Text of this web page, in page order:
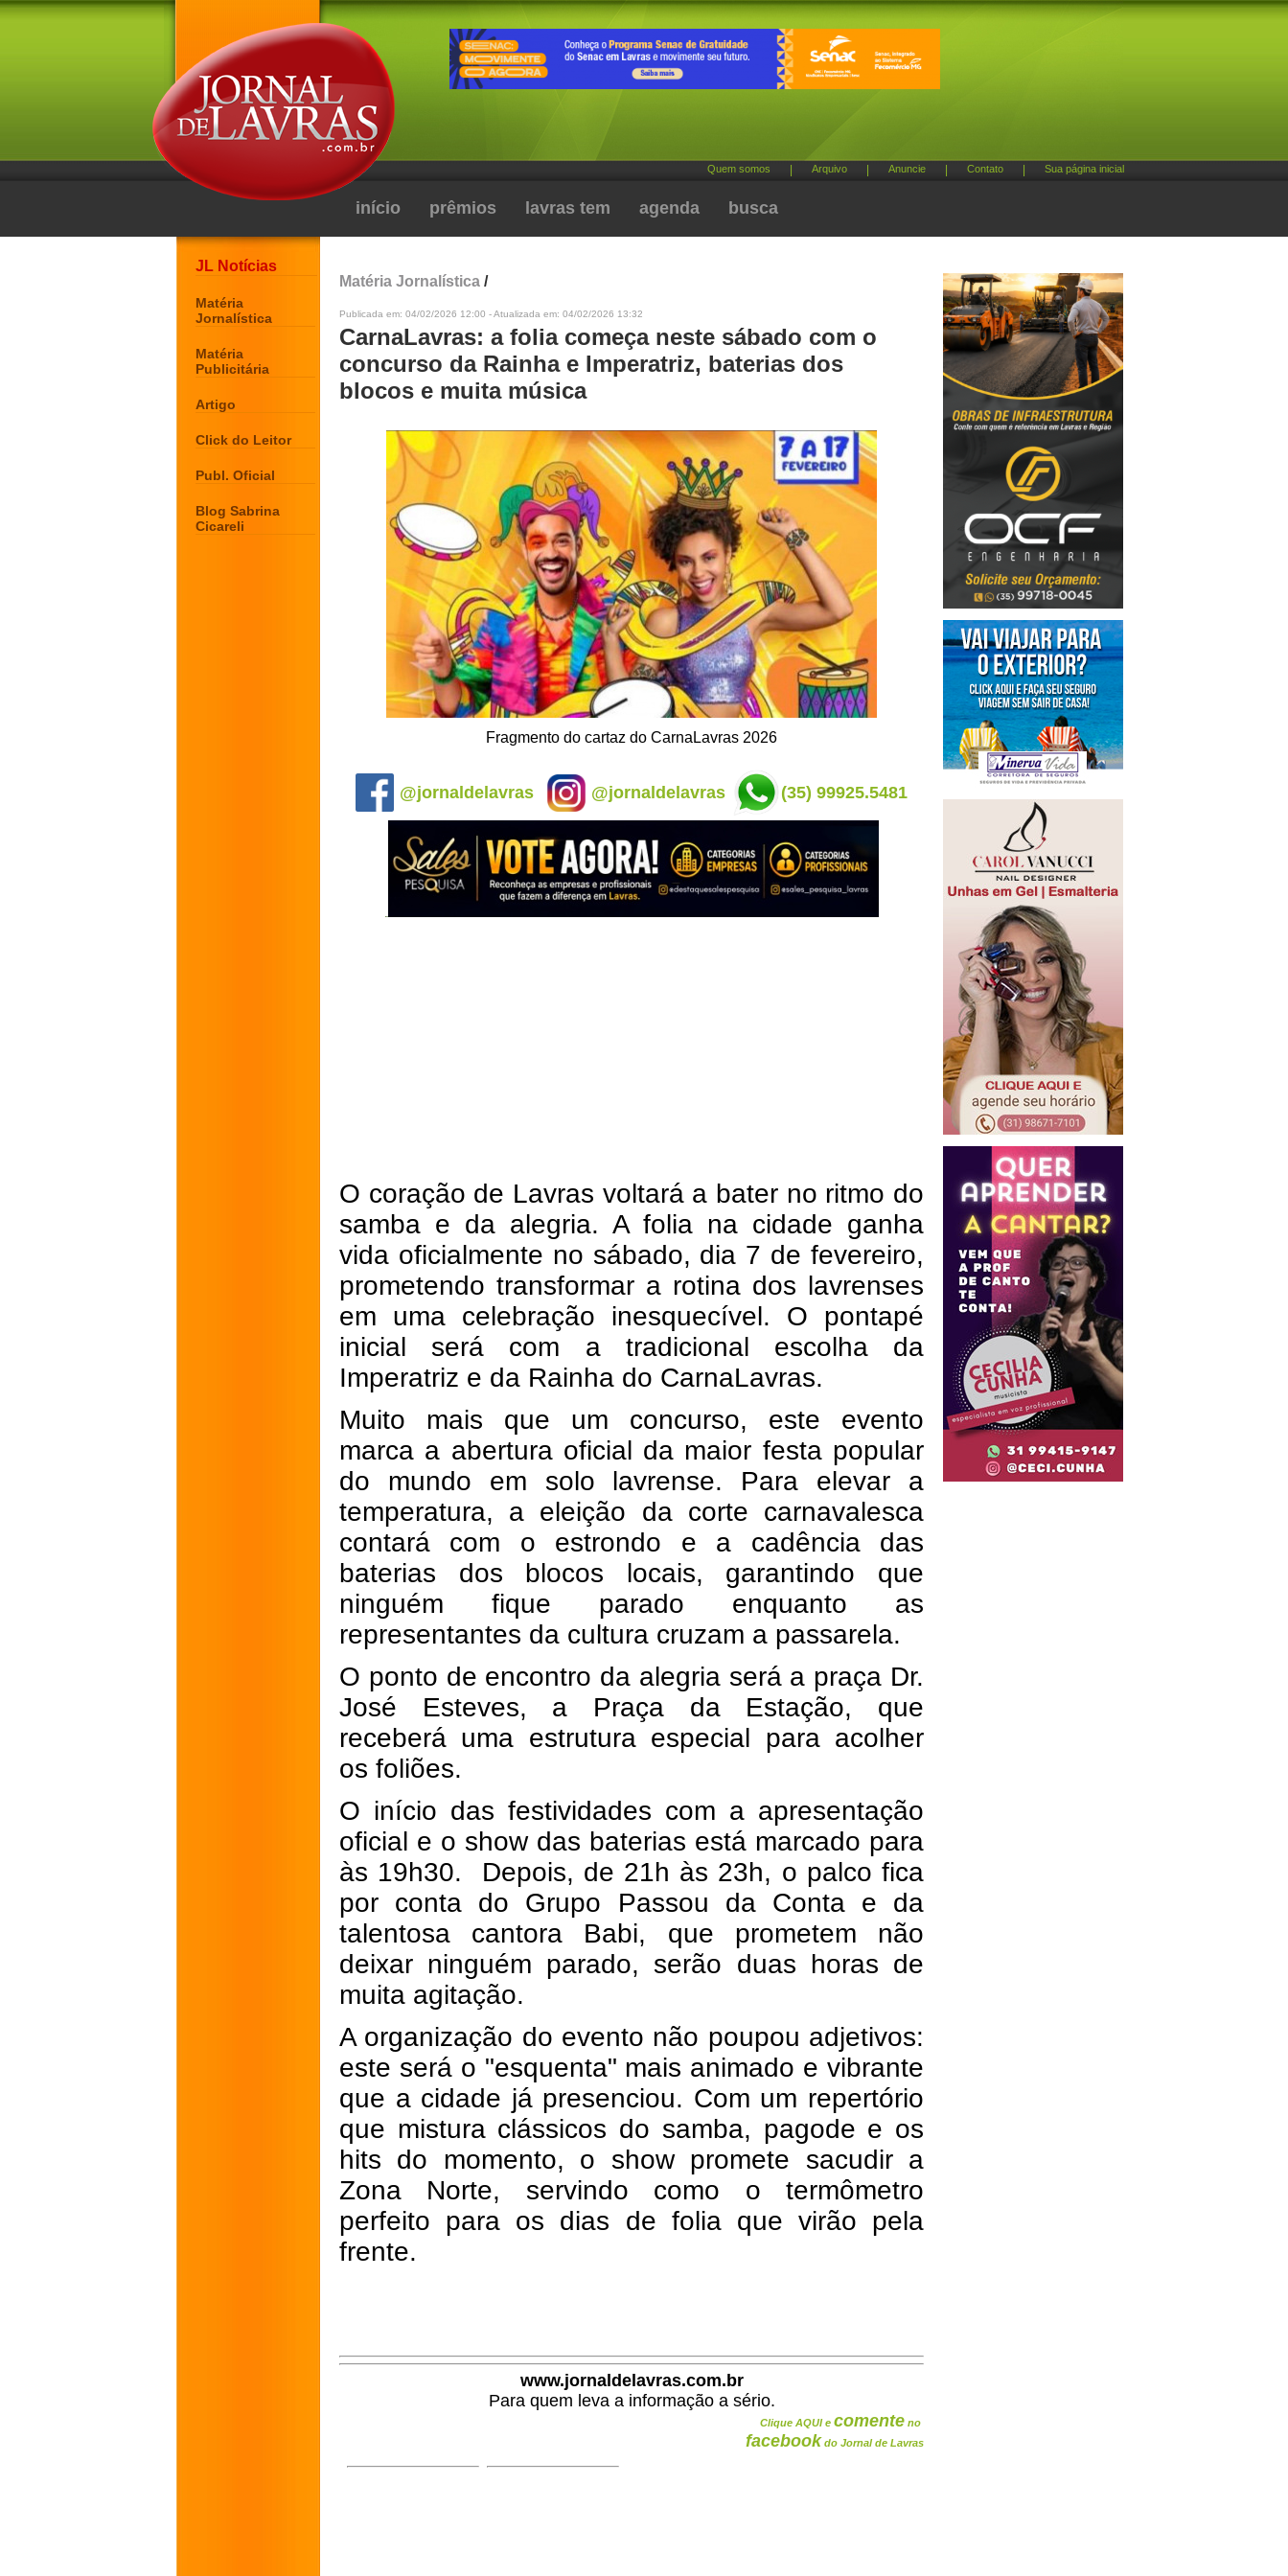
Quem somos Arquivo Anuncie Contato Sua página inicial
início prêmios lavras tem agenda busca
JL Notícias
Matéria
Jornalística
Matéria
Publicitária
Artigo
Click do Leitor
Publ. Oficial
Blog Sabrina
Cicareli
Matéria Jornalística /
Publicada em: 04/02/2026 12:00 - Atualizada em: 04/02/2026 13:32
CarnaLavras: a folia começa neste sábado com o
concurso da Rainha e Imperatriz, baterias dos
blocos e muita música
Fragmento do cartaz do CarnaLavras 2026
@jornaldelavras @jornaldelavras (35) 99925.5481
O coração de Lavras voltará a bater no ritmo do
samba e da alegria. A folia na cidade ganha
vida oficialmente no sábado, dia 7 de fevereiro,
prometendo transformar a rotina dos lavrenses
em uma celebração inesquecível. O pontapé
inicial será com a tradicional escolha da
Imperatriz e da Rainha do CarnaLavras.
Muito mais que um concurso, este evento
marca a abertura oficial da maior festa popular
do mundo em solo lavrense. Para elevar a
temperatura, a eleição da corte carnavalesca
contará com o estrondo e a cadência das
baterias dos blocos locais, garantindo que
ninguém fique parado enquanto as
representantes da cultura cruzam a passarela.
O ponto de encontro da alegria será a praça Dr.
José Esteves, a Praça da Estação, que
receberá uma estrutura especial para acolher
os foliões.
O início das festividades com a apresentação
oficial e o show das baterias está marcado para
às 19h30. Depois, de 21h às 23h, o palco fica
por conta do Grupo Passou da Conta e da
talentosa cantora Babi, que prometem não
deixar ninguém parado, serão duas horas de
muita agitação.
A organização do evento não poupou adjetivos:
este será o "esquenta" mais animado e vibrante
que a cidade já presenciou. Com um repertório
que mistura clássicos do samba, pagode e os
hits do momento, o show promete sacudir a
Zona Norte, servindo como o termômetro
perfeito para os dias de folia que virão pela
frente.
www.jornaldelavras.com.br
Para quem leva a informação a sério.
Clique AQUI e comente no
facebook do Jornal de Lavras